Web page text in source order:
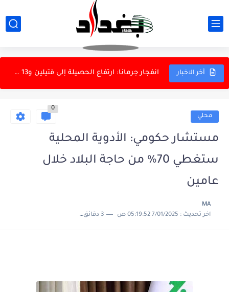
أخر الاخبار
مصدر يكشف موعد ختام دوري نجوم العراق
انفجار جرمانا: ارتفاع الحصيلة إلى قتيلين و13 مصاباً
الغرابي: الأزمة المالية مؤقتة والاقتراض يغطي حتى ثلاثة أشهر محلي
0
مستشار حكومي: الأدوية المحلية
ستغطي 70% من حاجة البلاد خلال
عامين
MA
اخر تحديث : 7/01/2025 05:19:52 ص 3 دقائق للقراءة